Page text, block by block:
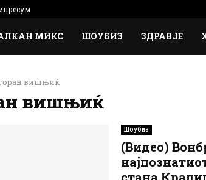
МИКС ШОУБИЗ ЗДРАВЈЕ
вишњиќ
вишњиќ
Шоубиз
(Видео)